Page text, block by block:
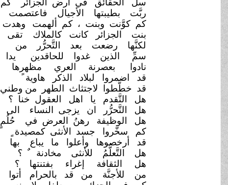
سل الحقائق في أرض الجزائر
كم
ربَّت بطيبتها الأجيال
فاعتصمت
كم كوَّنت وبنت ، كم ألهمت
وهدت
بنت الجزائر كانت كالملاك
تقى
لكنَّها رضعت بعد التَّحرُّر من
سمِّ الذين غدوا للحاقدين
يدا
نادوا بعصرنة العري مظهرها
قد اضمروا لبلاد الذكر هاوية
قد خطَّطوا لاجتثاث الطهر من وطني
هل التَّقدم يا اهل العقول خنا ؟
هل التَّحرُّر ان يزجى النساء
الى
هل الوظيفة رهنُ العرض في
حُلُمٍ
كم سخَّروا جسد الأنثى كمصيدة
قد أرخصوها وأعلوا ما يباع
بها
هل التَّعلُّمُ للأنثى مخادنة
هل الثقافة إغراء بفتنتها ؟
من للأجنَّة من قد بالحرام
أتوا